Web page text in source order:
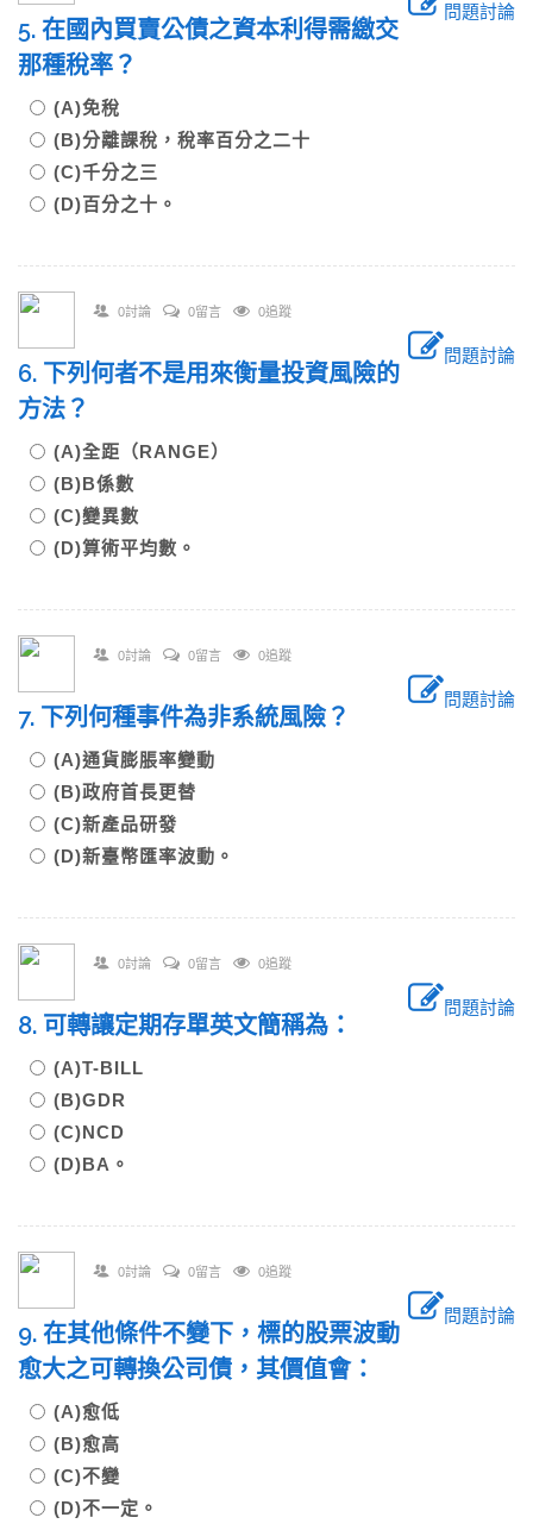
問題討論
5. 在國內買賣公債之資本利得需繳交
那種稅率？
(A)免稅
(B)分離課稅，稅率百分之二十
(C)千分之三
(D)百分之十。
0討論 0留言 0追蹤
問題討論
6. 下列何者不是用來衡量投資風險的
方法？
(A)全距（RANGE）
(B)Β係數
(C)變異數
(D)算術平均數。
0討論 0留言 0追蹤
問題討論
7. 下列何種事件為非系統風險？
(A)通貨膨脹率變動
(B)政府首長更替
(C)新產品研發
(D)新臺幣匯率波動。
0討論 0留言 0追蹤
問題討論
8. 可轉讓定期存單英文簡稱為：
(A)T-BILL
(B)GDR
(C)NCD
(D)BA。
0討論 0留言 0追蹤
問題討論
9. 在其他條件不變下，標的股票波動
愈大之可轉換公司債，其價值會：
(A)愈低
(B)愈高
(C)不變
(D)不一定。